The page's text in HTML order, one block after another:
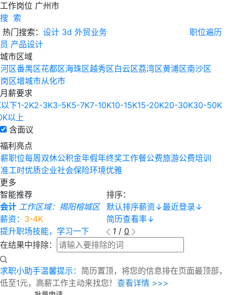
工作岗位 广州市
搜 索
热门搜索： 设计 3d 外贸业务
员 产品设计
职位遍历
城市区域
区番禺区花都区海珠区越秀区白云区荔湾区黄浦区南沙区
区增城市从化市
月薪要求
以下1-2K2-3K3-5K5-7K7-10K10-15K15-20K20-30K30-50K
以上
含面议
福利亮点
职位每周双休公积金年假年终奖工作餐公费旅游公费培训
工时优质企业社会保险环境优雅
更多
智能推荐
会计 工作区域：揭阳榕城区
薪资： 3-4K
提升职场技能，学习一下
排序：
默认排序薪资↓最近登录↓
简历查看率↓
1 / 0
在结果中排除：
求职小助手温馨提示： 简历置顶，将您的信息排在页面最顶部，
低至1元，高薪工作主动来找您！ 查看详情 >>>